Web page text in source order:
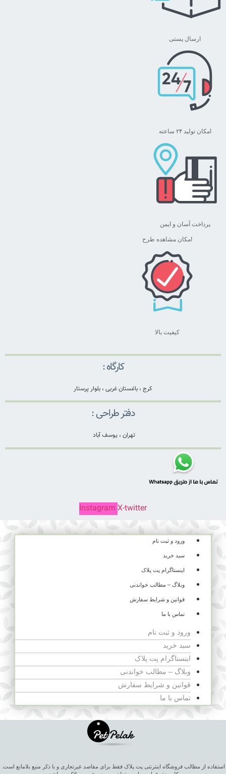
ارسال پستی
امکان تولید ۲۴ ساعته
پرداخت آسان و ایمن
امکان مشاهده طرح
کیفیت بالا
کارگاه :
کرج ، باغستان غربی ، بلوار پرستار
دفتر طراحی :
تهران ، یوسف آباد
Instagram X-twitter
ورود و ثبت نام
سبد خرید
اینستاگرام پت پلاک
وبلاگ – مطالب خواندنی
قوانین و شرایط سفارش
تماس با ما
ورود و ثبت نام
سبد خرید
اینستاگرام پت پلاک
وبلاگ – مطالب خواندنی
قوانین و شرایط سفارش
تماس با ما
استفاده از مطالب فروشگاه اینترنتی پت پلاک فقط برای مقاصد غیرتجاری و با ذکر منبع بلامانع است.